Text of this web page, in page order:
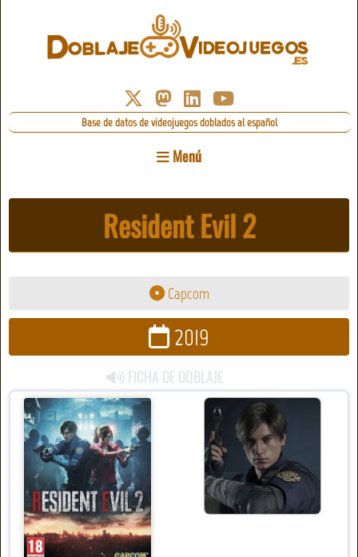
Base de datos de videojuegos doblados al español
Menú
Resident Evil 2
Capcom
2019
FICHA DE DOBLAJE